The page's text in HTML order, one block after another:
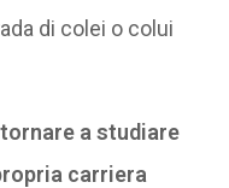
di colei o colui
a studiare
carriera